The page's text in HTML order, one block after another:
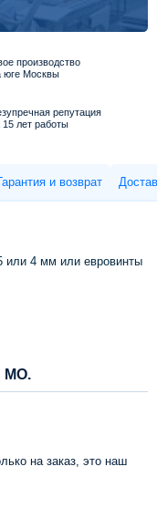
производство
юге Москвы
репутация
15 лет работы
и возврат
или 4 мм или евровинты
МО.
на заказ, это наш